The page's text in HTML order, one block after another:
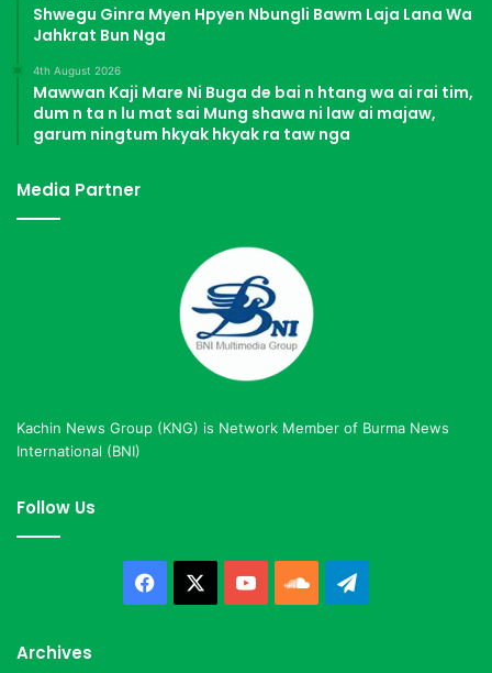
Shwegu Ginra Myen Hpyen Nbungli Bawm Laja Lana Wa
Jahkrat Bun Nga
4th August 2026
Mawwan Kaji Mare Ni Buga de bai n htang wa ai rai tim,
dum n ta n lu mat sai Mung shawa ni law ai majaw,
garum ningtum hkyak hkyak ra taw nga
Media Partner
Kachin News Group (KNG) is Network Member of Burma News
International (BNI)
Follow Us
Facebook YouTubeSoundCloud
Archives